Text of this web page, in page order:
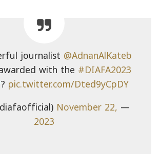
journalist @AdnanAlKateb
with the #DIAFA2023
‍? pic.twitter.com/Dted9yCpDY
— DIAFA (@diafaofficial)
November 22,
2023